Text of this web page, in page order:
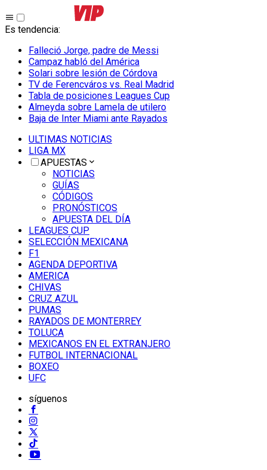
Es tendencia:
Falleció Jorge, padre de Messi
Campaz habló del América
Solari sobre lesión de Córdova
TV de Ferencváros vs. Real Madrid
Tabla de posiciones Leagues Cup
Almeyda sobre Lamela de utilero
Baja de Inter Miami ante Rayados
ULTIMAS NOTICIAS
LIGA MX
APUESTAS
NOTICIAS
GUÍAS
CÓDIGOS
PRONÓSTICOS
APUESTA DEL DÍA
LEAGUES CUP
SELECCIÓN MEXICANA
F1
AGENDA DEPORTIVA
AMERICA
CHIVAS
CRUZ AZUL
PUMAS
RAYADOS DE MONTERREY
TOLUCA
MEXICANOS EN EL EXTRANJERO
FUTBOL INTERNACIONAL
BOXEO
UFC
síguenos